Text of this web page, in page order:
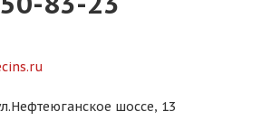
шоссе, 13